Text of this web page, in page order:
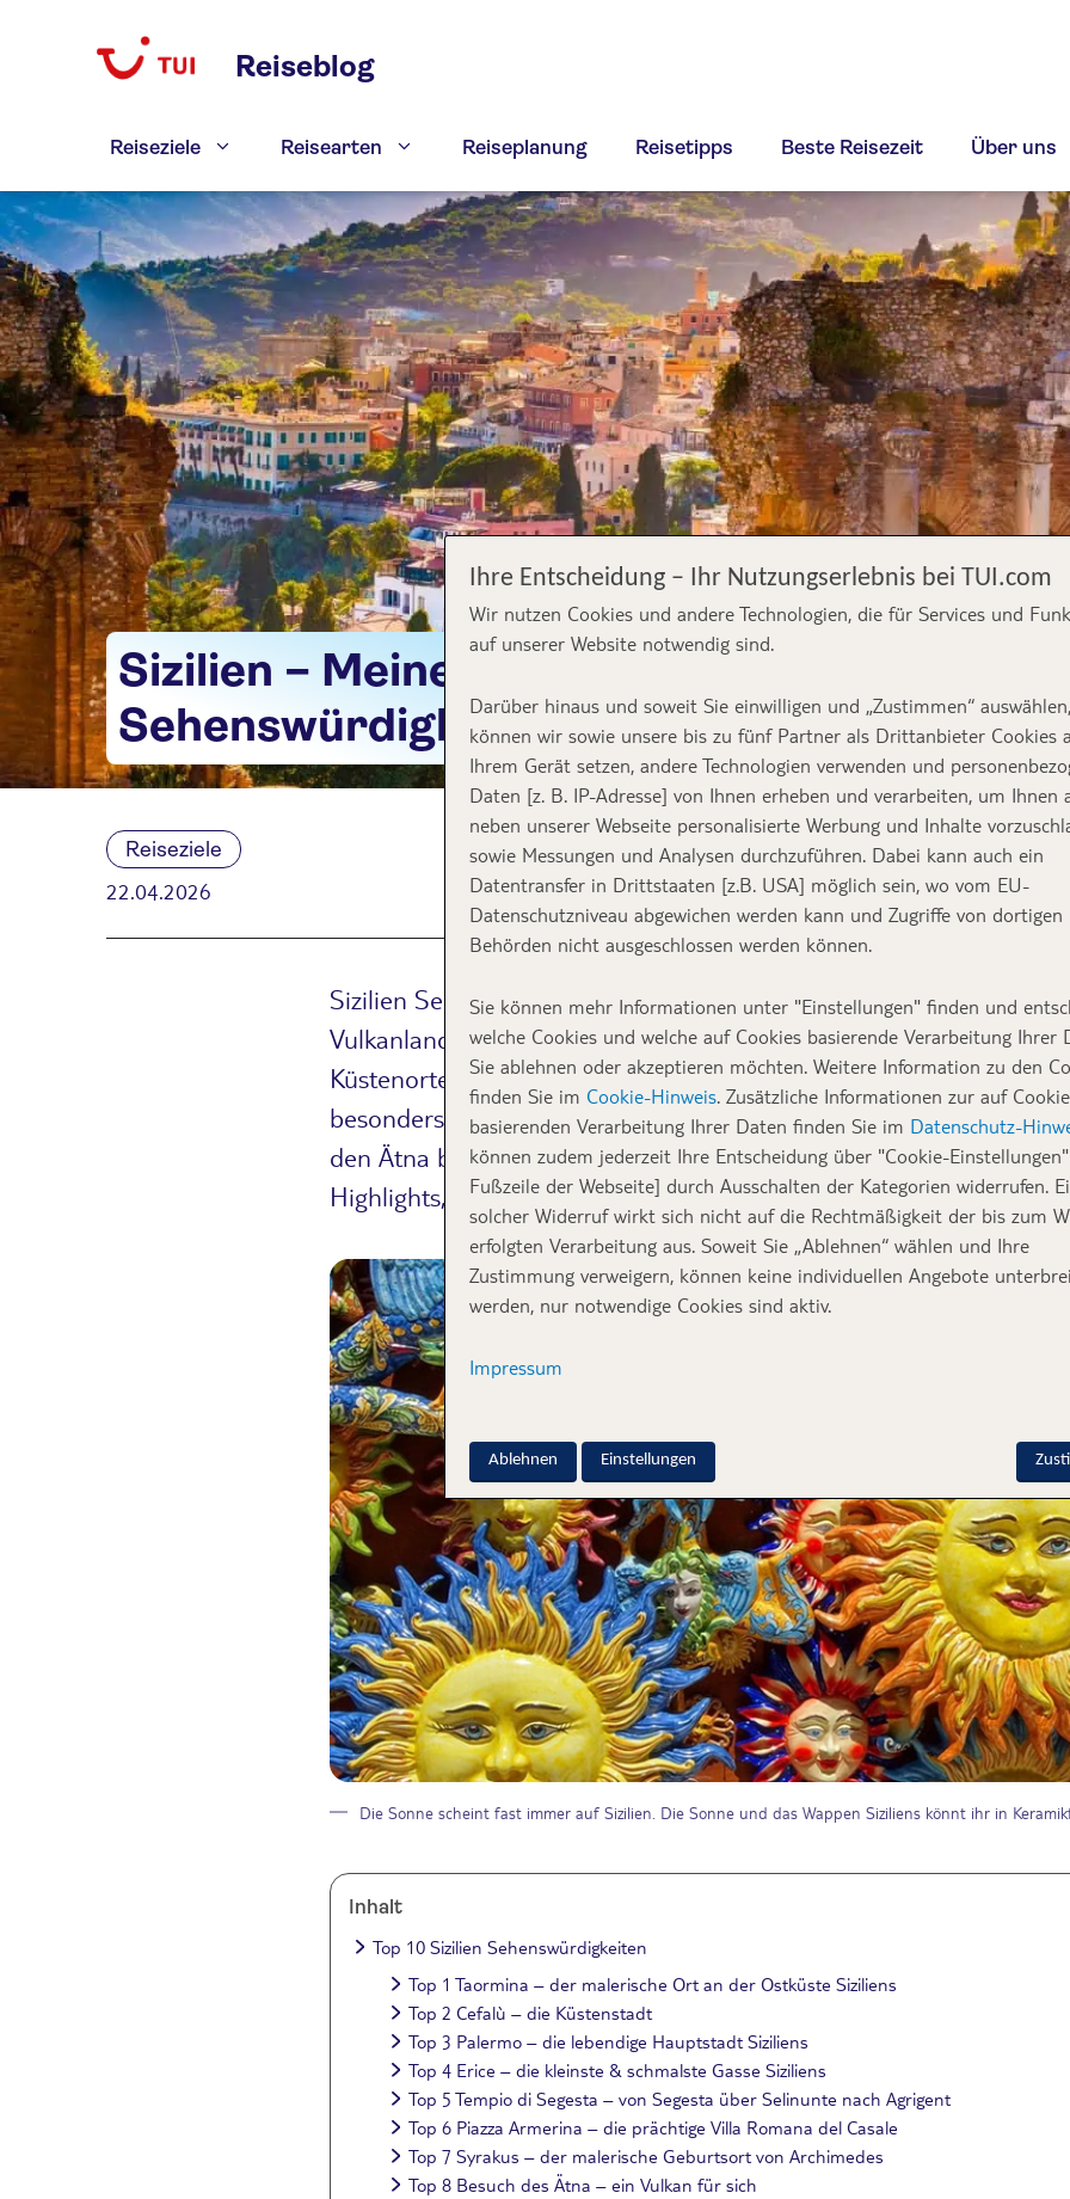
Reiseblog
Reiseziele Reisearten Reiseplanung Reisetipps Beste Reisezeit Über uns
Sizilien – Meine Highlights und TOP
Sehenswürdigkeiten
Reiseziele
22.04.2026 Text: TUI Reiseexperten
Titelbild: Adobe Stock |
Sizilien Sehenswürdigkeiten begeistern mit einer einzigartigen
Vulkanlandschaften, antiken Tempeln, barocken Städten und
Küstenorten. Die größte Insel Italiens vereint Geschichte, Genuss
besonders eindrucksvolle Weise. Ob du durch die Gassen von
den Ätna bestaunst oder das Tal der Tempel erkundest – Sizilien
Highlights, die deine Reise unvergesslich machen.
Die Sonne scheint fast immer auf Sizilien. Die Sonne und das Wappen Siziliens könnt ihr in
Inhalt
Top 10 Sizilien Sehenswürdigkeiten
Top 1 Taormina – der malerische Ort an der Ostküste Siziliens
Top 2 Cefalù – die Küstenstadt
Top 3 Palermo – die lebendige Hauptstadt Siziliens
Top 4 Erice – die kleinste & schmalste Gasse Siziliens
Top 5 Tempio di Segesta – von Segesta über Selinunte nach Agrigent
Top 6 Piazza Armerina – die prächtige Villa Romana del Casale
Top 7 Syrakus – der malerische Geburtsort von Archimedes
Top 8 Besuch des Ätna – ein Vulkan für sich
Ihre Entscheidung – Ihr Nutzungserlebnis bei TUI.com
Wir nutzen Cookies und andere Technologien, die für Services und
auf unserer Website notwendig sind.
Darüber hinaus und soweit Sie einwilligen und „Zustimmen“ auswählen,
können wir sowie unsere bis zu fünf Partner als Drittanbieter Cookies
Ihrem Gerät setzen, andere Technologien verwenden und
Daten [z. B. IP-Adresse] von Ihnen erheben und verarbeiten, um Ihnen
neben unserer Webseite personalisierte Werbung und Inhalte
sowie Messungen und Analysen durchzuführen. Dabei kann auch ein
Datentransfer in Drittstaaten [z.B. USA] möglich sein, wo vom EU-
Datenschutzniveau abgewichen werden kann und Zugriffe von dortigen
Behörden nicht ausgeschlossen werden können.
Sie können mehr Informationen unter "Einstellungen" finden und
welche Cookies und welche auf Cookies basierende Verarbeitung Ihrer
Sie ablehnen oder akzeptieren möchten. Weitere Information zu den
finden Sie im Cookie-Hinweis. Zusätzliche Informationen zur auf
basierenden Verarbeitung Ihrer Daten finden Sie im Datenschutz-
können zudem jederzeit Ihre Entscheidung über "Cookie-
Fußzeile der Webseite] durch Ausschalten der Kategorien widerrufen.
solcher Widerruf wirkt sich nicht auf die Rechtmäßigkeit der bis zum
erfolgten Verarbeitung aus. Soweit Sie „Ablehnen“ wählen und Ihre
Zustimmung verweigern, können keine individuellen Angebote
werden, nur notwendige Cookies sind aktiv.
Impressum
Ablehnen Einstellungen